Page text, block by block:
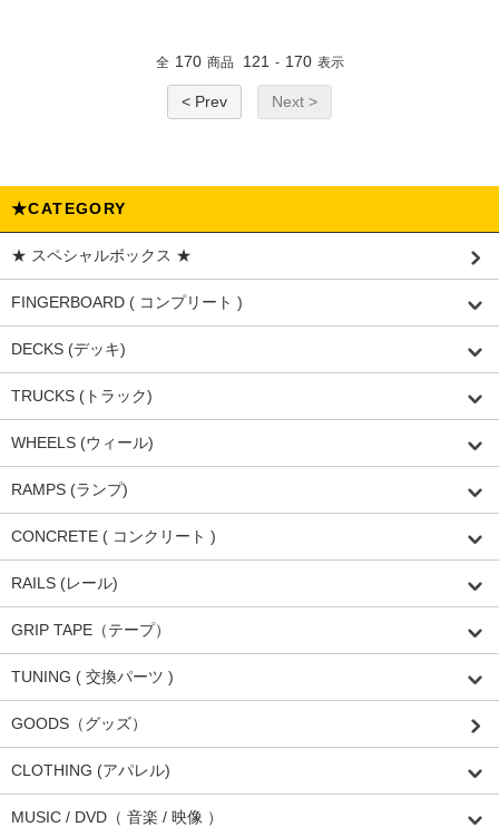
全 170 商品 121 - 170 表示
< Prev Next >
★CATEGORY
★ スペシャルボックス ★
FINGERBOARD ( コンプリート )
DECKS (デッキ)
TRUCKS (トラック)
WHEELS (ウィール)
RAMPS (ランプ)
CONCRETE ( コンクリート )
RAILS (レール)
GRIP TAPE（テープ）
TUNING ( 交換パーツ )
GOODS（グッズ）
CLOTHING (アパレル)
MUSIC / DVD（ 音楽 / 映像 ）